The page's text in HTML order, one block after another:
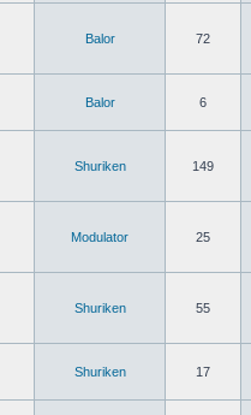
Balor 72
Balor 6
Shuriken 149
Modulator 25
Shuriken 55
Shuriken 17